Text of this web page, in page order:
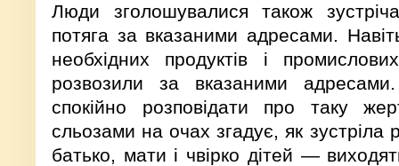
Люди зголошувалися також
потяга за вказаними адресами.
необхідних продуктів і
розвозили за вказаними
спокійно розповідати про таку
сльозами на очах згадує, як
батько, мати і чвірко дітей —